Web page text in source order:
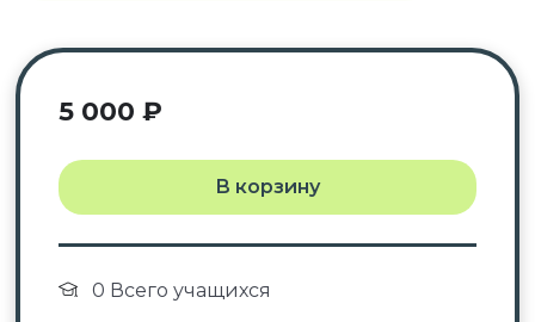
5 000 ₽
В корзину
0 Всего учащихся